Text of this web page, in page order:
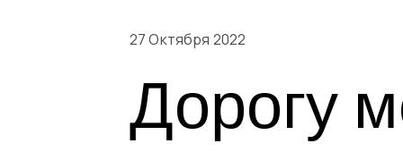
27 Октября 2022
Дорогу